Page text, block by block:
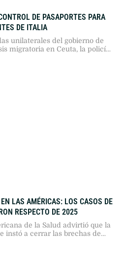
DE PASAPORTES PARA
DE ITALIA
unilaterales del gobierno de
migratoria en Ceuta, la policía
en fronteras y aeropuertos
LAS AMÉRICAS: LOS CASOS DE
RESPECTO DE 2025
de la Salud advirtió que la
instó a cerrar las brechas de
graves e